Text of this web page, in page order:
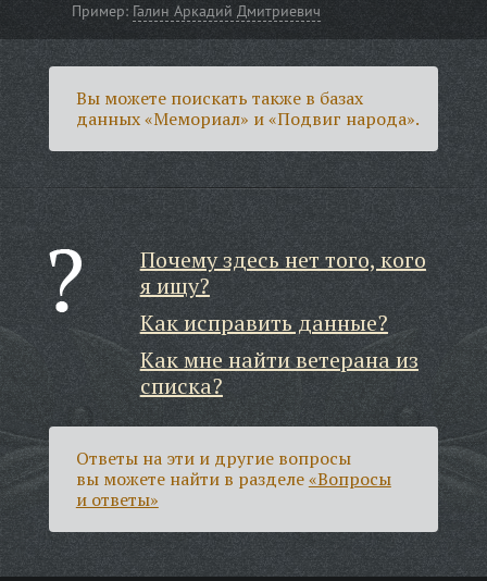
Пример: Галин Аркадий Дмитриевич
Вы можете поискать также в базах
данных «Мемориал» и «Подвиг народа».
Почему здесь нет того, кого
я ищу?
Как исправить данные?
Как мне найти ветерана из
списка?
Ответы на эти и другие вопросы
вы можете найти в разделе«Вопросы
и ответы»